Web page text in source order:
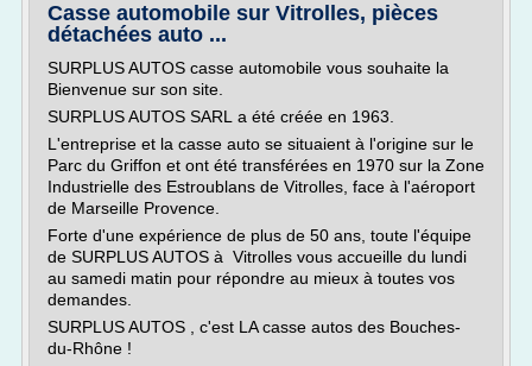
Casse automobile sur Vitrolles, pièces
détachées auto ...
SURPLUS AUTOS casse automobile vous souhaite la
Bienvenue sur son site.
SURPLUS AUTOS SARL a été créée en 1963.
L'entreprise et la casse auto se situaient à l'origine sur le
Parc du Griffon et ont été transférées en 1970 sur la Zone
Industrielle des Estroublans de Vitrolles, face à l'aéroport
de Marseille Provence.
Forte d'une expérience de plus de 50 ans, toute l'équipe
de SURPLUS AUTOS à Vitrolles vous accueille du lundi
au samedi matin pour répondre au mieux à toutes vos
demandes.
SURPLUS AUTOS , c'est LA casse autos des Bouches-
du-Rhône !